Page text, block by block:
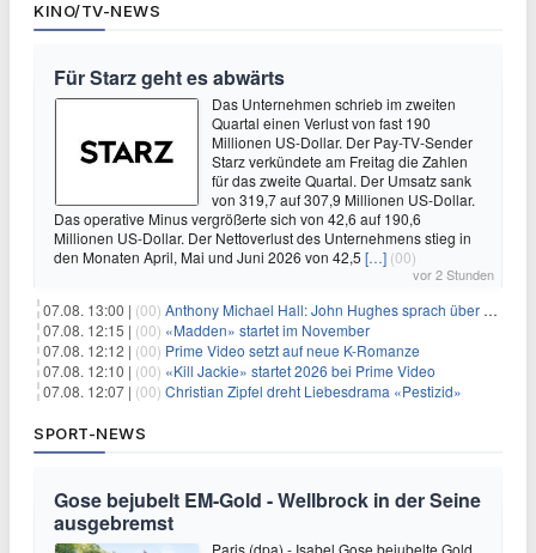
KINO/TV-NEWS
Für Starz geht es abwärts
Das Unternehmen schrieb im zweiten
Quartal einen Verlust von fast 190
Millionen US-Dollar. Der Pay-TV-Sender
Starz verkündete am Freitag die Zahlen
für das zweite Quartal. Der Umsatz sank
von 319,7 auf 307,9 Millionen US-Dollar.
Das operative Minus vergrößerte sich von 42,6 auf 190,6
Millionen US-Dollar. Der Nettoverlust des Unternehmens stieg in
den Monaten April, Mai und Juni 2026 von 42,5 […] (00)
vor 2 Stunden
07.08. 13:00 | (00) Anthony Michael Hall: John Hughes sprach über eine Fortsetzung von 'The Breakfast Club'
07.08. 12:15 | (00) «Madden» startet im November
07.08. 12:12 | (00) Prime Video setzt auf neue K-Romanze
07.08. 12:10 | (00) «Kill Jackie» startet 2026 bei Prime Video
07.08. 12:07 | (00) Christian Zipfel dreht Liebesdrama «Pestizid»
SPORT-NEWS
Gose bejubelt EM-Gold - Wellbrock in der Seine
ausgebremst